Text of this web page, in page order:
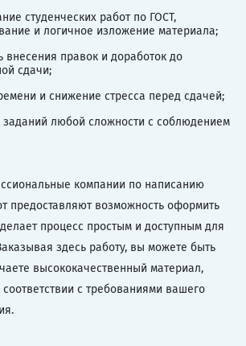
студенческих работ по ГОСТ,
и логичное изложение материала;
внесения правок и доработок до
сдачи;
и снижение стресса перед сдачей;
любой сложности с соблюдением
компании по написанию
предоставляют возможность оформить
процесс простым и доступным для
здесь работу, вы можете быть
высококачественный материал,
с требованиями вашего